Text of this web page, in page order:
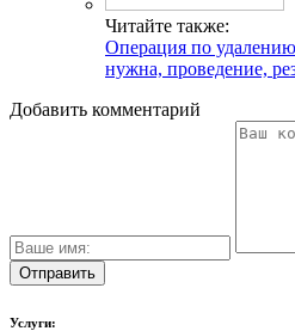
Читайте также:
Операция по
нужна, проведение,
Добавить комментарий
Услуги: